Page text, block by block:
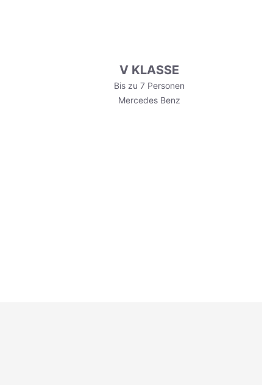
V KLASSE
Bis zu 7 Personen
Mercedes Benz